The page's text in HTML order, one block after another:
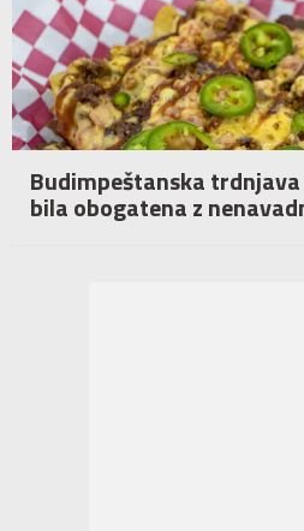
Budimpeštanska
bila obogatena z